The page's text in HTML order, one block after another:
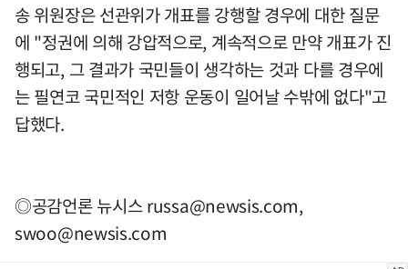
송 위원장은 선관위가 개표를 강행할 경우에 대한 질문
에 "정권에 의해 강압적으로, 계속적으로 만약 개표가 진
행되고, 그 결과가 국민들이 생각하는 것과 다를 경우에
는 필연코 국민적인 저항 운동이 일어날 수밖에 없다"고
답했다.
◎공감언론 뉴시스russa@newsis.com,
swoo@newsis.com